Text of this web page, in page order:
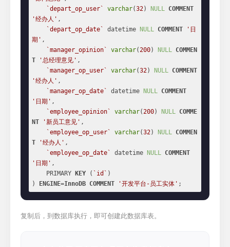
`depart_op_user`
varchar(32) NULL COMMENT
'经办人' ,
`depart_op_date`
datetime NULL COMMENT
'日
期' ,
`manager_opinion`
varchar(200) NULL COMMEN
T
'总经理意见' ,
`manager_op_user`
varchar(32) NULL COMMENT
'经办人' ,
`manager_op_date`
datetime NULL COMMENT
'日期' ,
`employee_opinion`
varchar(200) NULL COMME
NT
'新员工意见' ,
`employee_op_user`
varchar(32) NULL COMMEN
T
'经办人' ,
`employee_op_date`
datetime NULL COMMENT
'日期' ,
    PRIMARY
KEY ( `id` )
)
ENGINE=InnoDB COMMENT '开发平台-员工实体' ;
复制后，到数据库执行，即可创建此数据库表。